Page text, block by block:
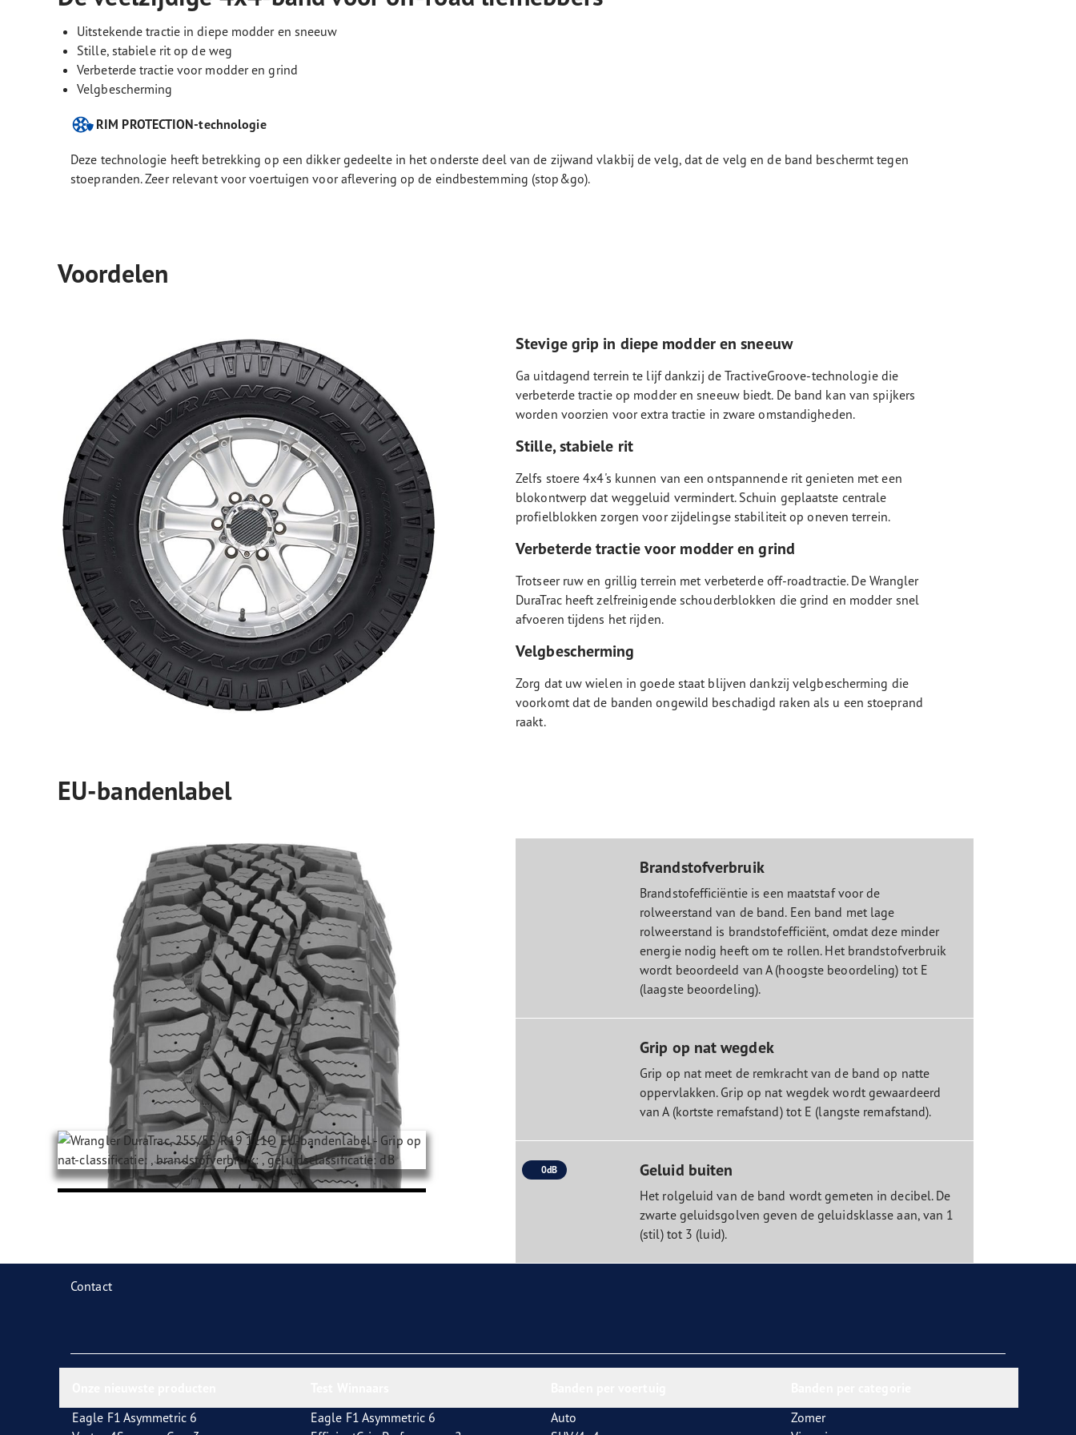
Uitstekende tractie in diepe modder en sneeuw
Stille, stabiele rit op de weg
Verbeterde tractie voor modder en grind
Velgbescherming
RIM PROTECTION-technologie
Deze technologie heeft betrekking op een dikker gedeelte in het onderste deel van de zijwand vlakbij de velg, dat de velg en de band beschermt tegen
stoepranden. Zeer relevant voor voertuigen voor aflevering op de eindbestemming (stop&go).
Voordelen
Stevige grip in diepe modder en sneeuw
Ga uitdagend terrein te lijf dankzij de TractiveGroove-technologie die
verbeterde tractie op modder en sneeuw biedt. De band kan van spijkers
worden voorzien voor extra tractie in zware omstandigheden.
Stille, stabiele rit
Zelfs stoere 4x4's kunnen van een ontspannende rit genieten met een
blokontwerp dat weggeluid vermindert. Schuin geplaatste centrale
profielblokken zorgen voor zijdelingse stabiliteit op oneven terrein.
Verbeterde tractie voor modder en grind
Trotseer ruw en grillig terrein met verbeterde off-roadtractie. De Wrangler
DuraTrac heeft zelfreinigende schouderblokken die grind en modder snel
afvoeren tijdens het rijden.
Velgbescherming
Zorg dat uw wielen in goede staat blijven dankzij velgbescherming die
voorkomt dat de banden ongewild beschadigd raken als u een stoeprand
raakt.
EU-bandenlabel
Brandstofverbruik
Brandstofefficiëntie is een maatstaf voor de
rolweerstand van de band. Een band met lage
rolweerstand is brandstofefficiënt, omdat deze minder
energie nodig heeft om te rollen. Het brandstofverbruik
wordt beoordeeld van A (hoogste beoordeling) tot E
(laagste beoordeling).
Grip op nat wegdek
Grip op nat meet de remkracht van de band op natte
oppervlakken. Grip op nat wegdek wordt gewaardeerd
van A (kortste remafstand) tot E (langste remafstand).
0dB Geluid buiten
Het rolgeluid van de band wordt gemeten in decibel. De
zwarte geluidsgolven geven de geluidsklasse aan, van 1
(stil) tot 3 (luid).
Contact
Eagle F1 Asymmetric 6
Eagle F1 Asymmetric 6
Auto
Zomer